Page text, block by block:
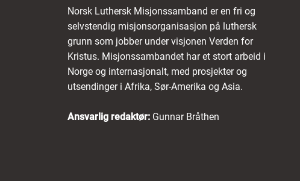
Norsk Luthersk Misjonssamband er en fri og
selvstendig misjonsorganisasjon på luthersk
grunn som jobber under visjonen Verden for
Kristus. Misjonssambandet har et stort arbeid i
Norge og internasjonalt, med prosjekter og
utsendinger i Afrika, Sør-Amerika og Asia.
Ansvarlig redaktør: Gunnar Bråthen